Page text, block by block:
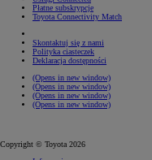
Płatne subskrypcje
Toyota Connectivity Match
Skontaktuj się z nami
Polityka ciasteczek
Deklaracja dostępności
(Opens in new window)
(Opens in new window)
(Opens in new window)
(Opens in new window)
Copyright © Toyota 2026